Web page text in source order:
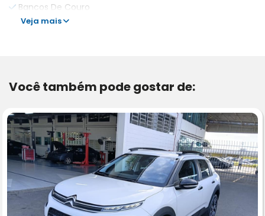
Bancos De Couro
Veja mais
Você também pode gostar de: